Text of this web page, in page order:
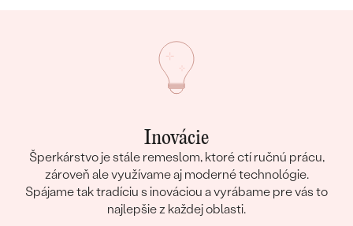
Inovácie
Šperkárstvo je stále remeslom, ktoré ctí ručnú prácu,
zároveň ale využívame aj moderné technológie.
Spájame tak tradíciu s inováciou a vyrábame pre vás to
najlepšie z každej oblasti.